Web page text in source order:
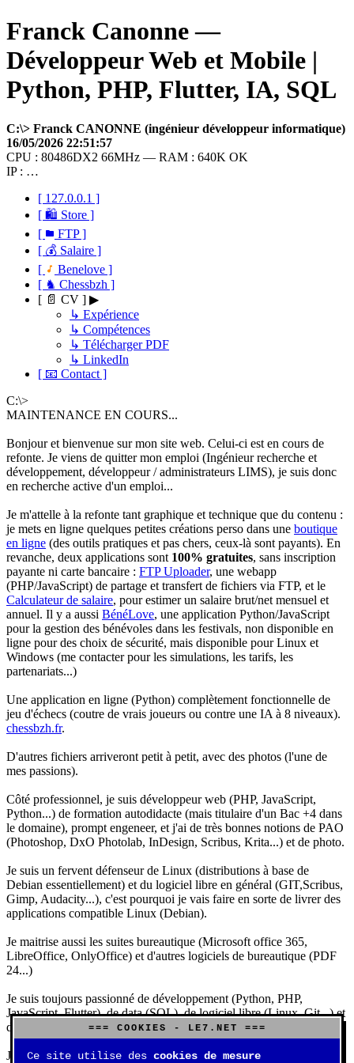
Franck Canonne —
Développeur Web et Mobile |
Python, PHP, Flutter, IA, SQL
C:\> Franck CANONNE (ingénieur développeur informatique)
16/05/2026 22:51:57
CPU : 80486DX2 66MHz — RAM : 640K OK
IP : …
[ 127.0.0.1 ]
[ 🛍 Store ]
[
FTP ]
[ 💰 Salaire ]
[
Benelove ]
[ ♞ Chessbzh ]
[ 📄 CV ] ▶
↳ Expérience
↳ Compétences
↳ Télécharger PDF
↳ LinkedIn
[ 📧 Contact ]
C:\>
MAINTENANCE EN COURS...
Bonjour et bienvenue sur mon site web. Celui-ci est en cours de
refonte. Je viens de quitter mon emploi (Ingénieur recherche et
développement, développeur / administrateurs LIMS), je suis donc
en recherche active d'un emploi...
Je m'attelle à la refonte tant graphique et technique que du contenu :
je mets en ligne quelques petites créations perso dans une boutique
en ligne (des outils pratiques et pas chers, ceux-là sont payants). En
revanche, deux applications sont 100% gratuites, sans inscription
payante ni carte bancaire : FTP Uploader, une webapp
(PHP/JavaScript) de partage et transfert de fichiers via FTP, et le
Calculateur de salaire, pour estimer un salaire brut/net mensuel et
annuel. Il y a aussi BénéLove, une application Python/JavaScript
pour la gestion des bénévoles dans les festivals, non disponible en
ligne pour des choix de sécurité, mais disponible pour Linux et
Windows (me contacter pour les simulations, les tarifs, les
partenariats...)
Une application en ligne (Python) complètement fonctionnelle de
jeu d'échecs (coutre de vrais joueurs ou contre une IA à 8 niveaux).
chessbzh.fr.
D'autres fichiers arriveront petit à petit, avec des photos (l'une de
mes passions).
Côté professionnel, je suis développeur web (PHP, JavaScript,
Python...) de formation autodidacte (mais titulaire d'un Bac +4 dans
le domaine), prompt engeneer, et j'ai de très bonnes notions de PAO
(Photoshop, DxO Photolab, InDesign, Scribus, Krita...) et de photo.
Je suis un fervent défenseur de Linux (distributions à base de
Debian essentiellement) et du logiciel libre en général (GIT,Scribus,
Gimp, Audacity...), c'est pourquoi je vais faire en sorte de livrer des
applications compatible Linux (Debian).
Je maitrise aussi les suites bureautique (Microsoft office 365,
LibreOffice, OnlyOffice) et d'autres logiciels de bureautique (PDF
24...)
Je suis toujours passionné de développement (Python, PHP,
JavaScript, Flutter), de data (SQL), de logiciel libre (Linux, Git...) et
d'IA (principalement Claude et DeepSeek).
J'aime jouer, surtout aux jeux de sociétés (Risk, Uno, Scrabble...),
=== COOKIES - LE7.NET ===
Ce site utilise des cookies de mesure